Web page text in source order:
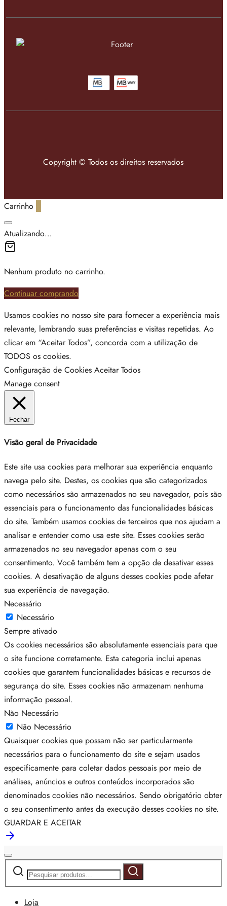
Copyright © Todos os direitos reservados
Carrinho
Atualizando…
Nenhum produto no carrinho.
Continuar comprando
Usamos cookies no nosso site para fornecer a experiência mais
relevante, lembrando suas preferências e visitas repetidas. Ao
clicar em “Aceitar Todos”, concorda com a utilização de
TODOS os cookies.
Configuração de Cookies Aceitar Todos
Manage consent
Fechar
Visão geral de Privacidade
Este site usa cookies para melhorar sua experiência enquanto
navega pelo site. Destes, os cookies que são categorizados
como necessários são armazenados no seu navegador, pois são
essenciais para o funcionamento das funcionalidades básicas
do site. Também usamos cookies de terceiros que nos ajudam a
analisar e entender como usa este site. Esses cookies serão
armazenados no seu navegador apenas com o seu
consentimento. Você também tem a opção de desativar esses
cookies. A desativação de alguns desses cookies pode afetar
sua experiência de navegação.
Necessário
Necessário
Sempre ativado
Os cookies necessários são absolutamente essenciais para que
o site funcione corretamente. Esta categoria inclui apenas
cookies que garantem funcionalidades básicas e recursos de
segurança do site. Esses cookies não armazenam nenhuma
informação pessoal.
Não Necessário
Não Necessário
Quaisquer cookies que possam não ser particularmente
necessários para o funcionamento do site e sejam usados
especificamente para coletar dados pessoais por meio de
análises, anúncios e outros conteúdos incorporados são
denominados cookies não necessários. Sendo obrigatório obter
o seu consentimento antes da execução desses cookies no site.
GUARDAR E ACEITAR
Pesquisar
Pesquisa
Loja